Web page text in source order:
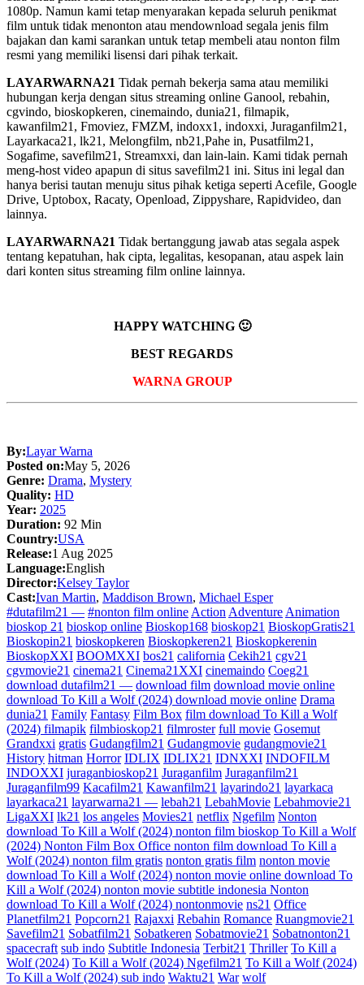
1080p. Namun kami tetap menyarakan kepada seluruh penikmat
film untuk tidak menonton atau mendownload segala jenis film
bajakan dan kami sarankan untuk tetap membeli atau nonton film
resmi yang memiliki lisensi dari pihak terkait.
LAYARWARNA21 Tidak pernah bekerja sama atau memiliki
hubungan kerja dengan situs streaming online Ganool, rebahin,
cgvindo, bioskopkeren, cinemaindo, dunia21, filmapik,
kawanfilm21, Fmoviez, FMZM, indoxx1, indoxxi, Juraganfilm21,
Layarkaca21, lk21, Melongfilm, nb21,Pahe in, Pusatfilm21,
Sogafime, savefilm21, Streamxxi, dan lain-lain. Kami tidak pernah
meng-host video apapun di situs savefilm21 ini. Situs ini legal dan
hanya berisi tautan menuju situs pihak ketiga seperti Acefile, Google
Drive, Uptobox, Racaty, Openload, Zippyshare, Rapidvideo, dan
lainnya.
LAYARWARNA21 Tidak bertanggung jawab atas segala aspek
tentang kepatuhan, hak cipta, legalitas, kesopanan, atau aspek lain
dari konten situs streaming film online lainnya.
HAPPY WATCHING 🙂
BEST REGARDS
WARNA GROUP
By:Layar Warna
Posted on:May 5, 2026
Genre: Drama, Mystery
Quality: HD
Year: 2025
Duration: 92 Min
Country:USA
Release:1 Aug 2025
Language:English
Director:Kelsey Taylor
Cast:Ivan Martin, Maddison Brown, Michael Esper
#dutafilm21 — #nonton film online Action Adventure Animation
bioskop 21 bioskop online Bioskop168 bioskop21 BioskopGratis21
Bioskopin21 bioskopkeren Bioskopkeren21 Bioskopkerenin
BioskopXXI BOOMXXI bos21 california Cekih21 cgv21
cgvmovie21 cinema21 Cinema21XXI cinemaindo Coeg21
download dutafilm21 — download film download movie online
download To Kill a Wolf (2024) download movie online Drama
dunia21 Family Fantasy Film Box film download To Kill a Wolf
(2024) filmapik filmbioskop21 filmroster full movie Gosemut
Grandxxi gratis Gudangfilm21 Gudangmovie gudangmovie21
History hitman Horror IDLIX IDLIX21 IDNXXI INDOFILM
INDOXXI juraganbioskop21 Juraganfilm Juraganfilm21
Juraganfilm99 Kacafilm21 Kawanfilm21 layarindo21 layarkaca
layarkaca21 layarwarna21 — lebah21 LebahMovie Lebahmovie21
LigaXXI lk21 los angeles Movies21 netflix Ngefilm Nonton
download To Kill a Wolf (2024) nonton film bioskop To Kill a Wolf
(2024) Nonton Film Box Office nonton film download To Kill a
Wolf (2024) nonton film gratis nonton gratis film nonton movie
download To Kill a Wolf (2024) nonton movie online download To
Kill a Wolf (2024) nonton movie subtitle indonesia Nonton
download To Kill a Wolf (2024) nontonmovie ns21 Office
Planetfilm21 Popcorn21 Rajaxxi Rebahin Romance Ruangmovie21
Savefilm21 Sobatfilm21 Sobatkeren Sobatmovie21 Sobatnonton21
spacecraft sub indo Subtitle Indonesia Terbit21 Thriller To Kill a
Wolf (2024) To Kill a Wolf (2024) Ngefilm21 To Kill a Wolf (2024)
To Kill a Wolf (2024) sub indo Waktu21 War wolf